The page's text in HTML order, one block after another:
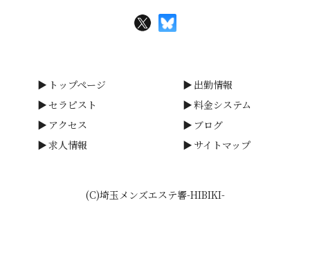
トップページ
出勤情報
セラピスト
料金システム
アクセス
ブログ
求人情報
サイトマップ
(C)埼玉メンズエステ響-HIBIKI-